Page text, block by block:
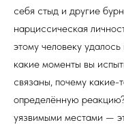
себя стыд и другие
нарциссическая
этому человеку
какие моменты вы
связаны, почему какие-
определённую
уязвимыми местами —